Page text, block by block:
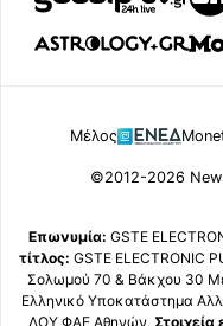
Μέλος
©2012-2026
Επωνυμία: GSTE
τίτλος: GSTE ELECTRONIC
Σολωμού 70 & Βάκχου 30
Ελληνικό Υποκατάστημα
ΔΟΥ ΦΑΕ Αθηνών,